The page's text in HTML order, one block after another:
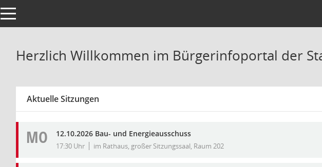
Toggle navigation
Herzlich Willkommen im Bürgerinfoportal der
Aktuelle Sitzungen
MO 12.10.2026 Bau- und Energieausschuss
17:30 Uhr im Rathaus, großer Sitzungssaal, Raum 202